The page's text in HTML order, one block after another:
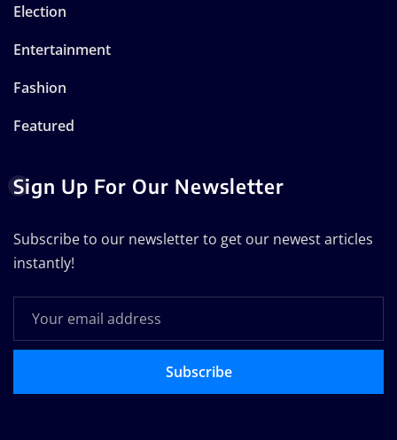
Election
Entertainment
Fashion
Featured
Sign Up For Our Newsletter
Subscribe to our newsletter to get our newest articles
instantly!
Subscribe